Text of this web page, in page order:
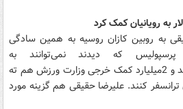
به روبین کازان روسیه به همین سادگی
که دیدند نمی‌توانند به
ریخت‌وپاش‌هایشان ادامه دهند و 2میلیارد کمک خرجی وزارت ورزش هم ته
کنند. علیرضا حقیقی هم گزینه مورد